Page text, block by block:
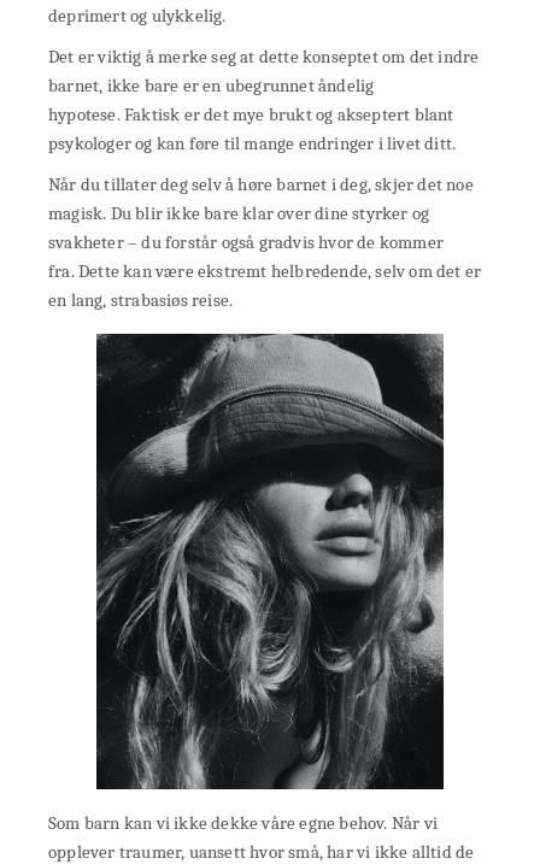
deprimert og ulykkelig.
Det er viktig å merke seg at dette konseptet om det indre
barnet, ikke bare er en ubegrunnet åndelig
hypotese. Faktisk er det mye brukt og akseptert blant
psykologer og kan føre til mange endringer i livet ditt.
Når du tillater deg selv å høre barnet i deg, skjer det noe
magisk. Du blir ikke bare klar over dine styrker og
svakheter – du forstår også gradvis hvor de kommer
fra. Dette kan være ekstremt helbredende, selv om det er
en lang, strabasiøs reise.
Som barn kan vi ikke dekke våre egne behov. Når vi
opplever traumer, uansett hvor små, har vi ikke alltid de